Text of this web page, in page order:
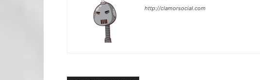
http://clamorsocial.com